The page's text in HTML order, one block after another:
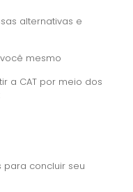
alternativas e
mesmo
a CAT por meio dos
para concluir seu